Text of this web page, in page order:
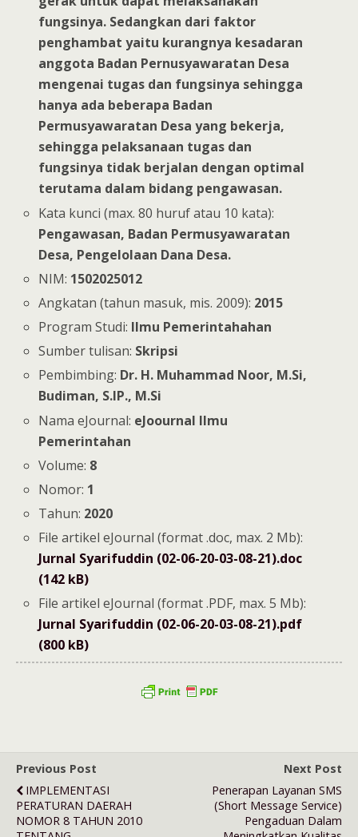
fungsinya. Sedangkan dari faktor
penghambat yaitu kurangnya kesadaran
anggota Badan Pernusyawaratan Desa
mengenai tugas dan fungsinya sehingga
hanya ada beberapa Badan
Permusyawaratan Desa yang bekerja,
sehingga pelaksanaan tugas dan
fungsinya tidak berjalan dengan optimal
terutama dalam bidang pengawasan.
Kata kunci (max. 80 huruf atau 10 kata):
Pengawasan, Badan Permusyawaratan
Desa, Pengelolaan Dana Desa.
NIM: 1502025012
Angkatan (tahun masuk, mis. 2009): 2015
Program Studi: Ilmu Pemerintahahan
Sumber tulisan: Skripsi
Pembimbing: Dr. H. Muhammad Noor, M.Si,
Budiman, S.IP., M.Si
Nama eJournal: eJoournal Ilmu
Pemerintahan
Volume: 8
Nomor: 1
Tahun: 2020
File artikel eJournal (format .doc, max. 2 Mb):
Jurnal Syarifuddin (02-06-20-03-08-21).doc
(142 kB)
File artikel eJournal (format .PDF, max. 5 Mb):
Jurnal Syarifuddin (02-06-20-03-08-21).pdf
(800 kB)
Previous Post
IMPLEMENTASI
PERATURAN DAERAH
NOMOR 8 TAHUN 2010
Next Post
Penerapan Layanan SMS
(Short Message Service)
Pengaduan Dalam